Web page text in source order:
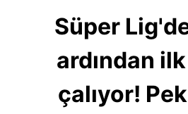
Süper
ardından
çalıyor!